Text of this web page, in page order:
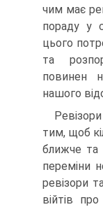
чим має
пораду у
цього
та
повинен
нашого
тим, щоб
ближче та
переміни
ревізори
війтів